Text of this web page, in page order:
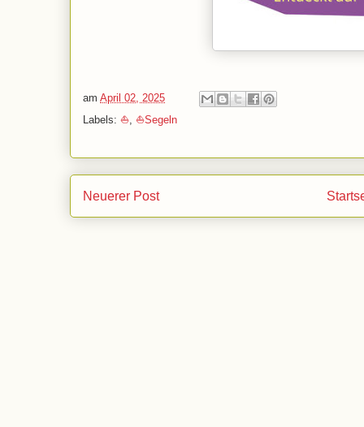
am April 02, 2025
Labels: ⛵ ⛵Segeln
Neuerer Post